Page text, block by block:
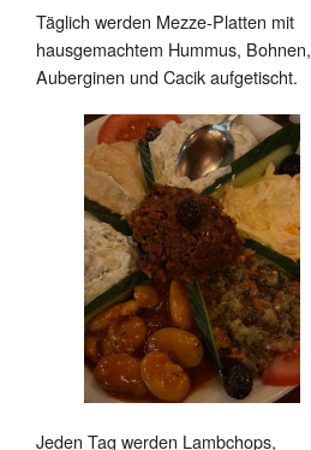
Täglich werden Mezze-Platten mit
hausgemachtem Hummus, Bohnen,
Auberginen und Cacik aufgetischt.
Jeden Tag werden Lambchops,